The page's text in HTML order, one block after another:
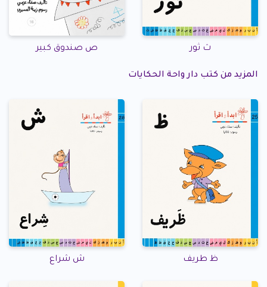
ث ثور ص صندوق كبير
المزيد من كتب دار واحة الحكايات
ظ طريف ش شراع